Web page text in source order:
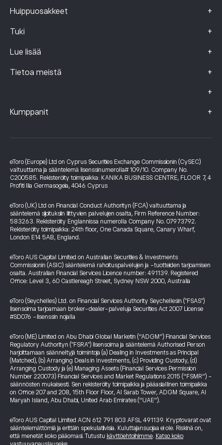
Huippuosakkeet +
Tuki +
Lue lisää +
Tietoa meistä +
+
Kumppanit +
eToro (Europe) Ltd on Cyprus Securities Exchange Commissionin (CySEC)
valtuuttama ja sääntelemä lisenssinumerolla# 109/10. Company No.
C200585. Rekisteröity toimipaikka: KANIKA BUSINESS CENTRE, FLOOR 7, 4
Profiti Ilia Germasogeia, 4046 Cyprus
eToro (UK) Ltd on Financial Conduct Authorityn (FCA) valtuuttama ja
sääntelemä sijoituksiin liittyvien palvelujen osalta, Firm Reference Number:
583263. Rekisteröity Englannissa numerolla Company No. 07973792.
Rekisteröity toimipaikka: 24th floor, One Canada Square, Canary Wharf,
London E14 5AB, England.
eToro AUS Capital Limited on Australian Securities & Investments
Commissionin (ASIC) sääntelemä rahoituspalvelujen ja -tuotteiden tarjoamisen
osalta. Australian Financial Services Licence number: 491139. Registered
Office: Level 3, 60 Castlereagh Street, Sydney NSW 2000, Australia
eToro (Seychelles) Ltd. on Financial Services Authority Seychellesin ("FSAS")
lisensoima tarjoamaan broker-dealer-palveluja Securities Act 2007 License
#SD076 -lisenssin nojalla
eToro (ME) Limited on Abu Dhabi Global Marketin (“ADGM”) Financial Services
Regulatory Authorityn ("FSRA") lisensoima ja sääntelemä Authorised Person
harjoittamaan säänneltyjä toimintoja (a) Dealing in Investments as Principal
(Matched), (b) Arranging Deals in Investments, (c) Providing Custody, (d)
Arranging Custody ja (e) Managing Assets (Financial Services Permission
Number 220073) Financial Services and Market Regulations 2015 (“FSMR”) -
säännösten mukaisesti. Sen rekisteröity toimipaikka ja pääasiallinen toimipaikka
on Office 207 and 208, 15th Floor Floor, Al Sarab Tower, ADGM Square, Al
Maryah Island, Abu Dhabi, United Arab Emirates (“UAE”).
eToro AUS Capital Limited ACN 612 791 803 AFSL 491139. Kryptovarat ovat
sääntelemättömiä ja erittäin spekulatiivisia. Kuluttajansuojaa ei ole. Riskinä on,
että menetät koko pääomasi. Tutustu käyttöehtoihimme. Katso koko